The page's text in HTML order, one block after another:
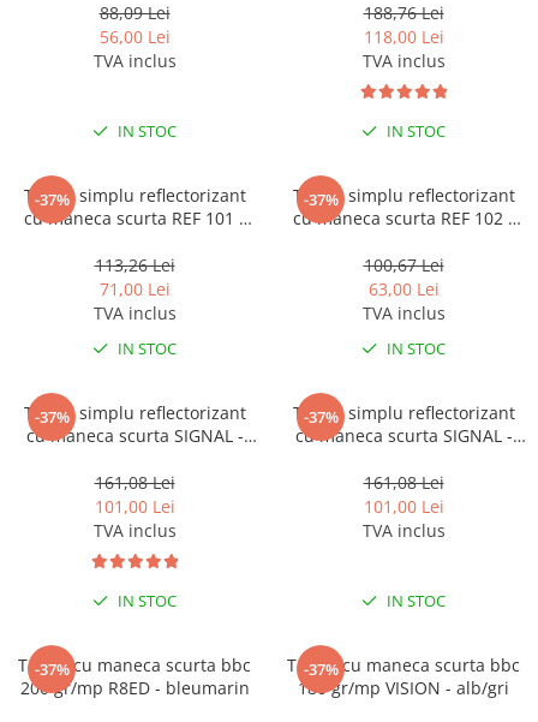
88,09 Lei
56,00 Lei
TVA inclus
IN STOC
188,76 Lei
118,00 Lei
TVA inclus
IN STOC
-37%
Tricou simplu reflectorizant
cu maneca scurta REF 101 -
113,26 Lei
71,00 Lei
TVA inclus
IN STOC
-37%
Tricou simplu reflectorizant
cu maneca scurta REF 102 -
100,67 Lei
63,00 Lei
TVA inclus
IN STOC
-37%
Tricou simplu reflectorizant
cu maneca scurta SIGNAL -
161,08 Lei
101,00 Lei
TVA inclus
IN STOC
-37%
Tricou simplu reflectorizant
cu maneca scurta SIGNAL -
161,08 Lei
101,00 Lei
TVA inclus
IN STOC
-37%
Tricou cu maneca scurta bbc
200 gr/mp R8ED - bleumarin
-37%
Tricou cu maneca scurta bbc
180 gr/mp VISION - alb/gri